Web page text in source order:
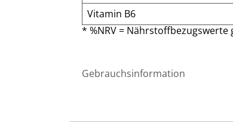
Vitamin B6
* %NRV = Nährstoffbezugswerte
Gebrauchsinformation